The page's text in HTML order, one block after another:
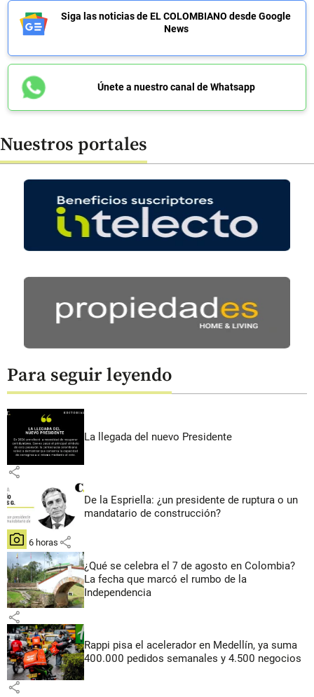
Siga las noticias de EL COLOMBIANO desde Google
News
Únete a nuestro canal de Whatsapp
Nuestros portales
Para seguir leyendo
La llegada del nuevo Presidente
share
De la Espriella: ¿un presidente de ruptura o un
mandatario de construcción?
hace 6 horas share
¿Qué se celebra el 7 de agosto en Colombia?
La fecha que marcó el rumbo de la
Independencia
share
Rappi pisa el acelerador en Medellín, ya suma
400.000 pedidos semanales y 4.500 negocios
share